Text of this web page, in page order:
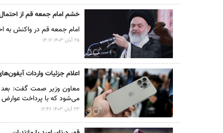
خشم امام جمعه قم از
امام جمعه قم در واکنش به
۲۵ آبان ۱۴۰۳ ۱۴:۱۶
اعلام جزئیات واردات
معاون وزیر صمت گفت: بعد
می‌شود که با پرداخت عوارض
۲۳ آبان ۱۴۰۳ ۱۲:۴۶